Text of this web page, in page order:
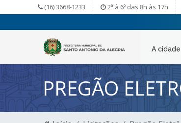
(16) 3668-1233 2ª à 6º das 8h às 17h
A cidade
PREGÃO